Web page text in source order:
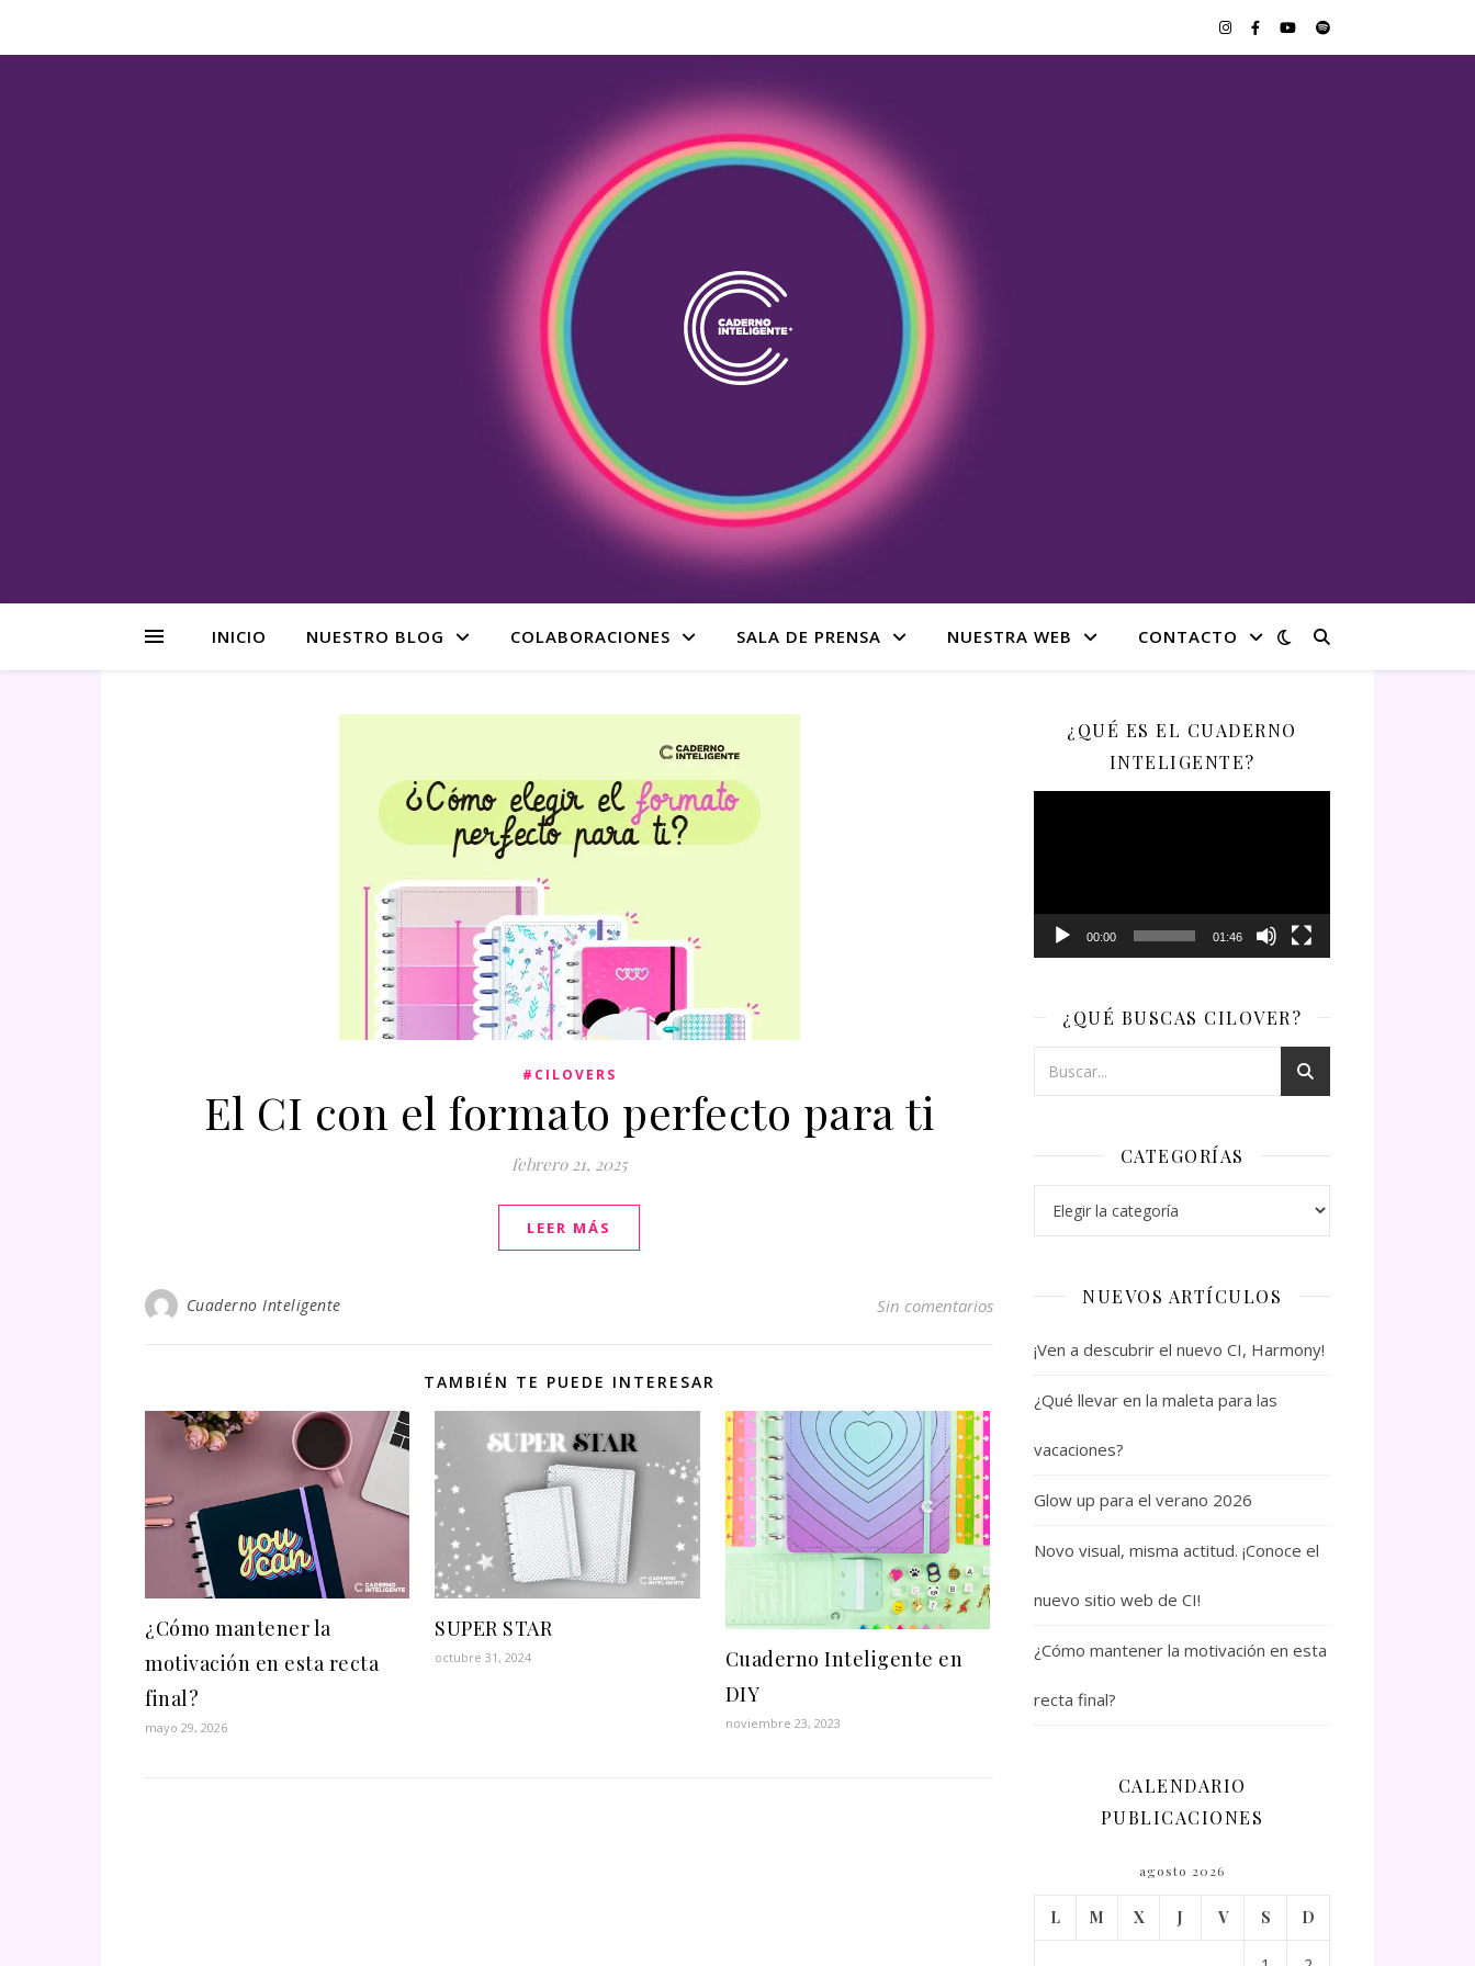
INICIO NUESTRO BLOG COLABORACIONES SALA DE PRENSA NUESTRA WEB CONTACTO
#CILOVERS
El CI con el formato perfecto para ti
febrero 21, 2025
LEER MÁS
Cuaderno Inteligente Sin comentarios
TAMBIÉN TE PUEDE INTERESAR
¿Cómo mantener la
motivación en esta recta
final?
mayo 29, 2026
SUPER STAR
octubre 31, 2024
Cuaderno Inteligente en
DIY
noviembre 23, 2023
¿QUÉ ES EL CUADERNO
INTELIGENTE?
00:00 01:46
¿QUÉ BUSCAS CILOVER?
CATEGORÍAS
NUEVOS ARTÍCULOS
¡Ven a descubrir el nuevo CI, Harmony!
¿Qué llevar en la maleta para las
vacaciones?
Glow up para el verano 2026
Novo visual, misma actitud. ¡Conoce el
nuevo sitio web de CI!
¿Cómo mantener la motivación en esta
recta final?
CALENDARIO
PUBLICACIONES
agosto 2026
L M X J V S D